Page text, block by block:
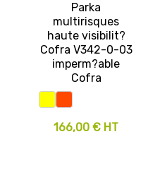
Parka
multirisques
haute visibilit?
Cofra V342-0-03
imperm?able
Cofra
166,00 € HT